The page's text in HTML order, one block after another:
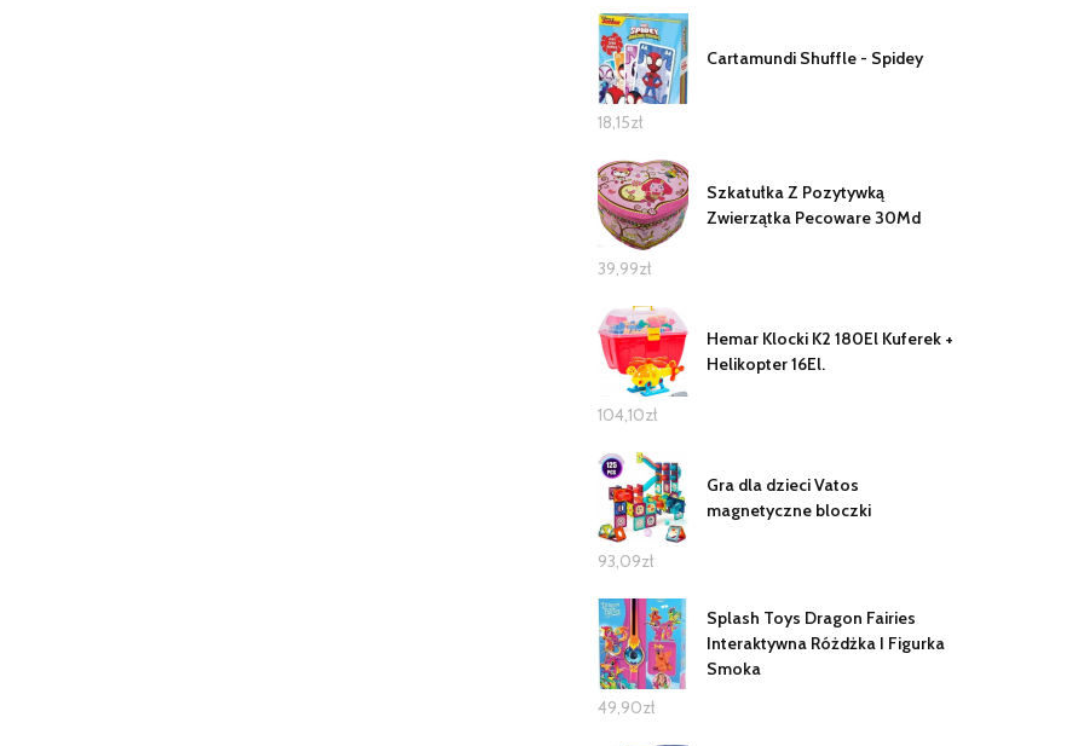
Cartamundi Shuffle - Spidey
18,15zł
Szkatułka Z Pozytywką
Zwierzątka Pecoware 30Md
39,99zł
Hemar Klocki K2 180El Kuferek +
Helikopter 16El.
104,10zł
Gra dla dzieci Vatos
magnetyczne bloczki
93,09zł
Splash Toys Dragon Fairies
Interaktywna Różdżka I Figurka
Smoka
49,90zł